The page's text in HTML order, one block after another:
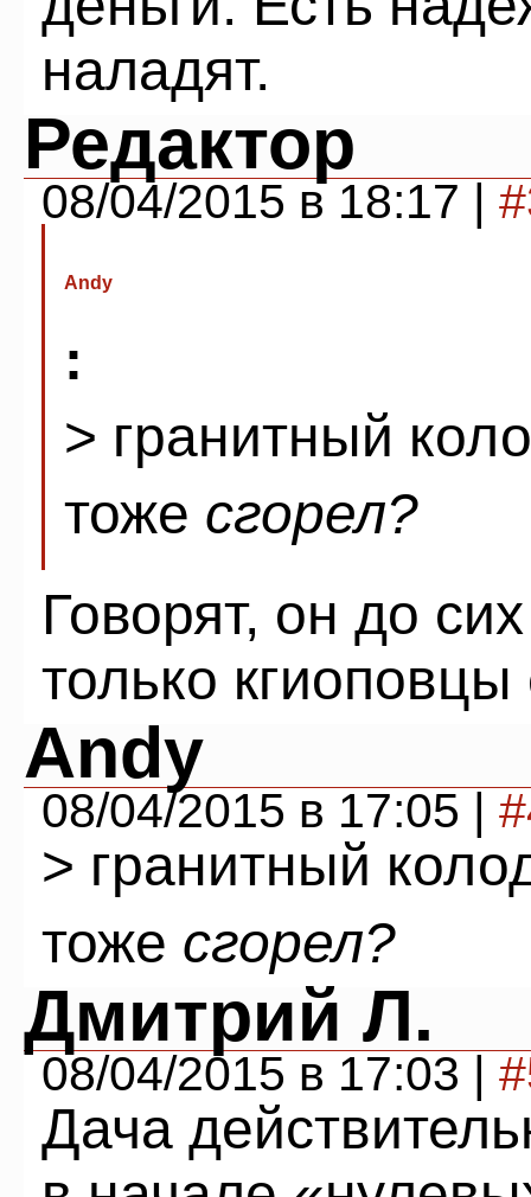
наладят.
Редактор
08/04/2015 в 18:17 |
Andy
:
> гранитный
тоже сгорел?
Говорят, он до
только
Andy
08/04/2015 в 17:05 |
> гранитный
тоже сгорел?
Дмитрий Л.
08/04/2015 в 17:03 |
Дача